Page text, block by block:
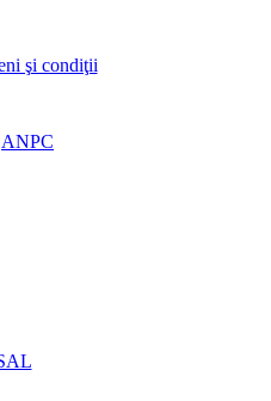
şi condiţii
ANPC